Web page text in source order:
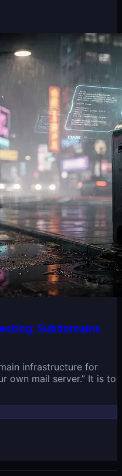
Subdomains
infrastructure for
own mail server.” It is to